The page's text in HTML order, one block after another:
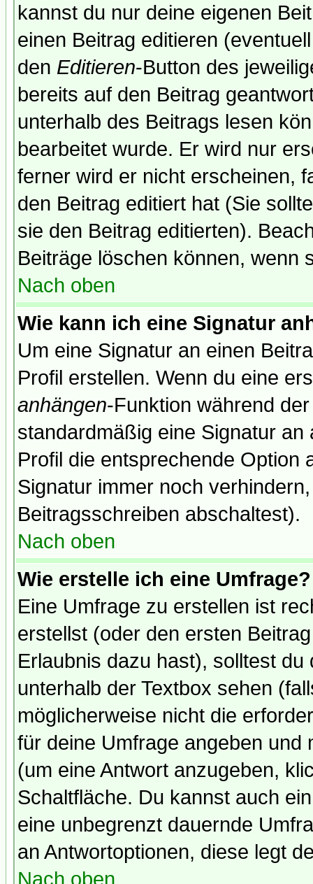
kannst du nur deine eigenen
einen Beitrag editieren
den Editieren-Button des
bereits auf den Beitrag
unterhalb des Beitrags lesen
bearbeitet wurde. Er wird nur
ferner wird er nicht erscheinen,
den Beitrag editiert hat (Sie
sie den Beitrag editierten).
Beiträge löschen können, wenn
Nach oben
Wie kann ich eine Signatur
Um eine Signatur an einen
Profil erstellen. Wenn du eine
anhängen-Funktion während
standardmäßig eine Signatur
Profil die entsprechende Option
Signatur immer noch
Beitragsschreiben abschaltest).
Nach oben
Wie erstelle ich eine Umfrage?
Eine Umfrage zu erstellen ist
erstellst (oder den ersten
Erlaubnis dazu hast), solltest
unterhalb der Textbox sehen
möglicherweise nicht die
für deine Umfrage angeben und
(um eine Antwort anzugeben,
Schaltfläche. Du kannst auch
eine unbegrenzt dauernde
an Antwortoptionen, diese legt
Nach oben